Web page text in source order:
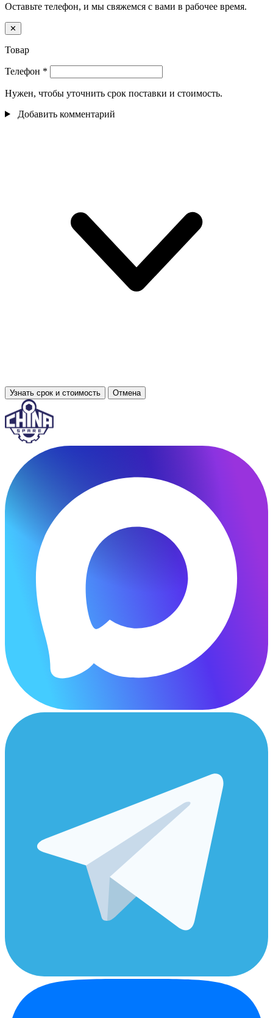
Оставьте телефон, и мы свяжемся с вами в рабочее время.
✕
Товар
Телефон *
Нужен, чтобы уточнить срок поставки и стоимость.
Добавить комментарий
Узнать срок и стоимость Отмена